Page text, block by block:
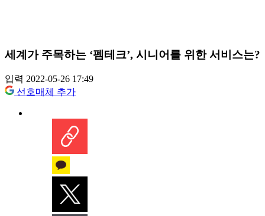
세계가 주목하는 ‘펨테크’, 시니어를 위한 서비스는?
입력 2022-05-26 17:49
선호매체 추가